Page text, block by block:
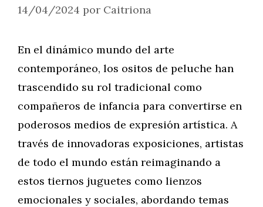
14/04/2024 por Caitriona
En el dinámico mundo del arte
contemporáneo, los ositos de peluche han
trascendido su rol tradicional como
compañeros de infancia para convertirse en
poderosos medios de expresión artística. A
través de innovadoras exposiciones, artistas
de todo el mundo están reimaginando a
estos tiernos juguetes como lienzos
emocionales y sociales, abordando temas